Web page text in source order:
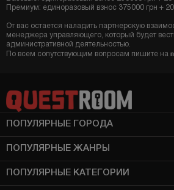
Премиум: единоразовый взнос 375000 грн +
От вас остается наладить партнерскую
менеджера управляющего, который будет
административной деятельностью.
По всем сопутствующим вопросам пишите на
ПОПУЛЯРНЫЕ ГОРОДА
ПОПУЛЯРНЫЕ ЖАНРЫ
ПОПУЛЯРНЫЕ КАТЕГОРИИ